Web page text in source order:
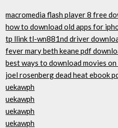
macromedia flash player 8 free
how to download old apps for
tp llink tl-wn881nd driver
fever mary beth keane pdf
best ways to download movies
joel rosenberg dead heat ebook
uekawph
uekawph
uekawph
uekawph